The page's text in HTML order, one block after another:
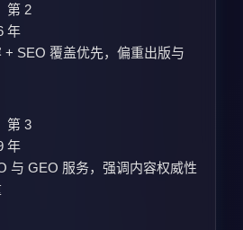
第 2
年
+ SEO 覆盖优先，偏重出版与
第 3
年
与 GEO 服务，强调内容权威性